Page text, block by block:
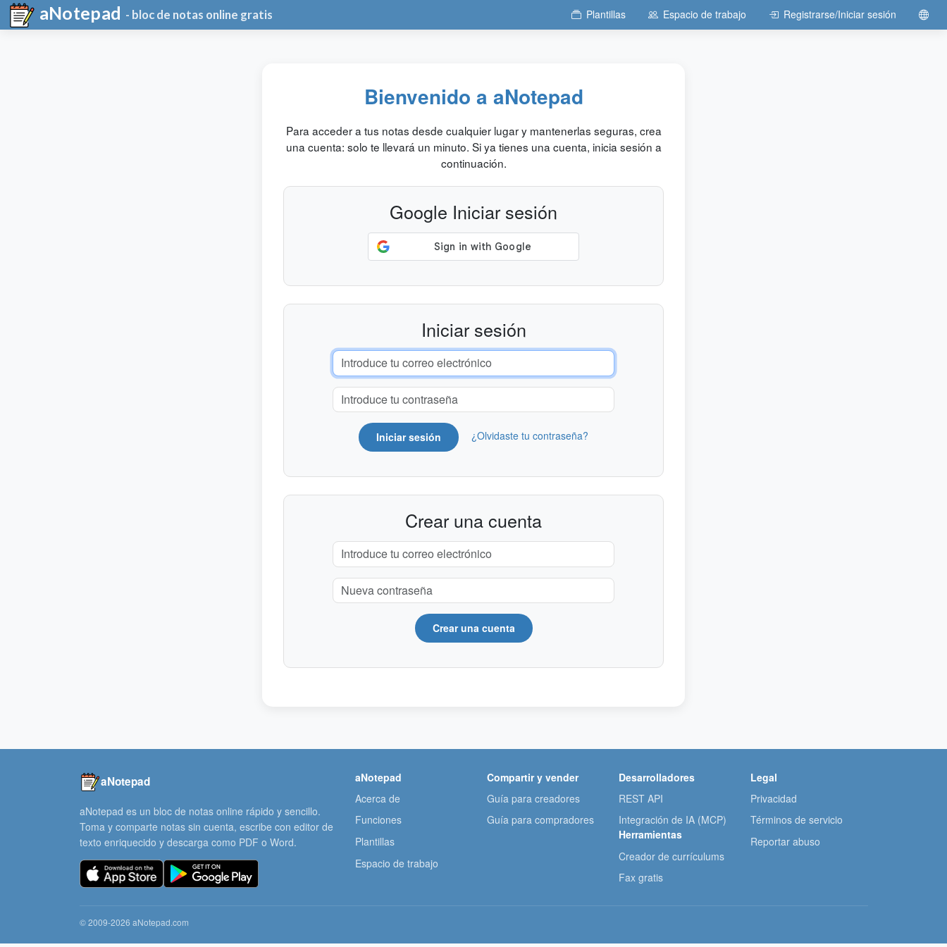
aNotepad - bloc de notas online gratis Plantillas Espacio de trabajo Registrarse/Iniciar sesión
Bienvenido a aNotepad
Para acceder a tus notas desde cualquier lugar y mantenerlas seguras, crea
una cuenta: solo te llevará un minuto. Si ya tienes una cuenta, inicia sesión a
continuación.
Google Iniciar sesión
Iniciar sesión
Iniciar sesión ¿Olvidaste tu contraseña?
Crear una cuenta
Crear una cuenta
aNotepad
aNotepad es un bloc de notas online rápido y sencillo.
Toma y comparte notas sin cuenta, escribe con editor de
texto enriquecido y descarga como PDF o Word.
aNotepad
Acerca de
Funciones
Plantillas
Espacio de trabajo
Compartir y vender
Guía para creadores
Guía para compradores
Desarrolladores
REST API
Integración de IA (MCP)
Herramientas
Creador de currículums
Fax gratis
Legal
Privacidad
Términos de servicio
Reportar abuso
© 2009-2026 aNotepad.com